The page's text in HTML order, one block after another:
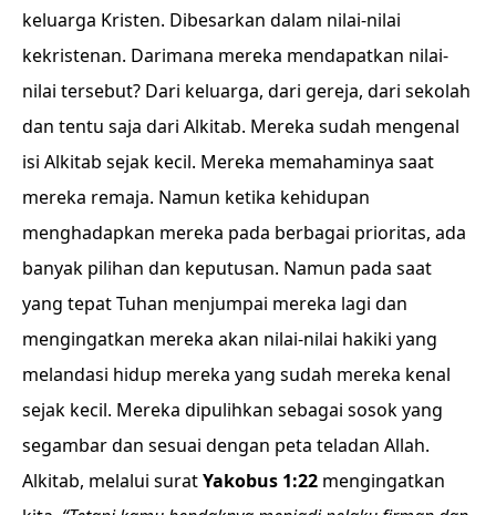
keluarga Kristen. Dibesarkan dalam nilai-nilai
kekristenan. Darimana mereka mendapatkan nilai-
nilai tersebut? Dari keluarga, dari gereja, dari sekolah
dan tentu saja dari Alkitab. Mereka sudah mengenal
isi Alkitab sejak kecil. Mereka memahaminya saat
mereka remaja. Namun ketika kehidupan
menghadapkan mereka pada berbagai prioritas, ada
banyak pilihan dan keputusan. Namun pada saat
yang tepat Tuhan menjumpai mereka lagi dan
mengingatkan mereka akan nilai-nilai hakiki yang
melandasi hidup mereka yang sudah mereka kenal
sejak kecil. Mereka dipulihkan sebagai sosok yang
segambar dan sesuai dengan peta teladan Allah.
Alkitab, melalui suratYakobus 1:22 mengingatkan